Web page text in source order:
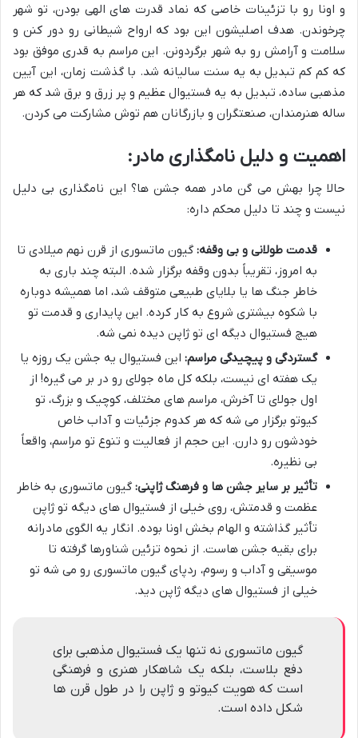
و اونا رو با تزئینات خاصی که نماد قدرت های الهی بودن، تو شهر
چرخوندن. هدف اصلیشون این بود که ارواح شیطانی رو دور کنن و
سلامت و آرامش رو به شهر برگردونن. این مراسم به قدری موفق بود
که کم کم تبدیل به یه سنت سالیانه شد. با گذشت زمان، این آیین
مذهبی ساده، تبدیل به یه فستیوال عظیم و پر زرق و برق شد که هر
ساله هنرمندان، صنعتگران و بازرگانان هم توش مشارکت می کردن.
اهمیت و دلیل نامگذاری مادر:
حالا چرا بهش می گن مادر همه جشن ها؟ این نامگذاری بی دلیل
نیست و چند تا دلیل محکم داره:
قدمت طولانی و بی وقفه: گیون ماتسوری از قرن نهم میلادی تا
به امروز، تقریباً بدون وقفه برگزار شده. البته چند باری به
خاطر جنگ ها یا بلایای طبیعی متوقف شد، اما همیشه دوباره
با شکوه بیشتری شروع به کار کرده. این پایداری و قدمت تو
هیچ فستیوال دیگه ای تو ژاپن دیده نمی شه.
گستردگی و پیچیدگی مراسم: این فستیوال یه جشن یک روزه یا
یک هفته ای نیست، بلکه کل ماه جولای رو در بر می گیره! از
اول جولای تا آخرش، مراسم های مختلف، کوچیک و بزرگ، تو
کیوتو برگزار می شه که هر کدوم جزئیات و آداب خاص
خودشون رو دارن. این حجم از فعالیت و تنوع تو مراسم، واقعاً
بی نظیره.
تأثیر بر سایر جشن ها و فرهنگ ژاپنی: گیون ماتسوری به خاطر
عظمت و قدمتش، روی خیلی از فستیوال های دیگه تو ژاپن
تأثیر گذاشته و الهام بخش اونا بوده. انگار یه الگوی مادرانه
برای بقیه جشن هاست. از نحوه تزئین شناورها گرفته تا
موسیقی و آداب و رسوم، ردپای گیون ماتسوری رو می شه تو
خیلی از فستیوال های دیگه ژاپن دید.
گیون ماتسوری نه تنها یک فستیوال مذهبی برای
دفع بلاست، بلکه یک شاهکار هنری و فرهنگی
است که هویت کیوتو و ژاپن را در طول قرن ها
شکل داده است.